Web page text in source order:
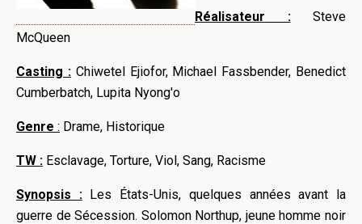
Réalisateur :Steve
McQueen
Casting :Chiwetel Ejiofor, Michael Fassbender, Benedict
Cumberbatch, Lupita Nyong'o
Genre : Drame, Historique
TW : Esclavage, Torture, Viol, Sang, Racisme
Synopsis :Les États-Unis, quelques années avant la
guerre de Sécession. Solomon Northup, jeune homme noir